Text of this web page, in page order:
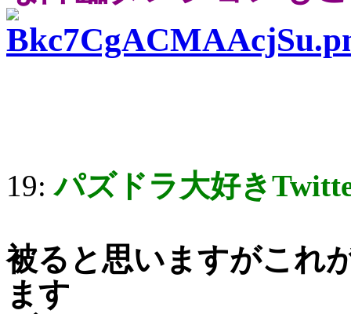
19:パズドラ大好き
被ると思いますがこれ
ます